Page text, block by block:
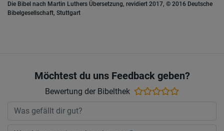
Die Bibel nach Martin Luthers Übersetzung, revidiert 2017, © 2016 Deutsche
Bibelgesellschaft, Stuttgart
Möchtest du uns Feedback geben?
Bewertung der Bibelthek